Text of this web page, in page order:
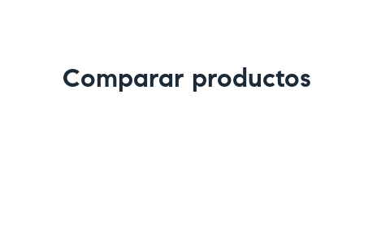
Comparar productos